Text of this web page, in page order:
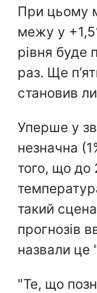
При цьому
межу у
рівня
раз. Ще
становив
Уперше у
незначна
того, що до
такий
прогнозів
назвали
"Те, що